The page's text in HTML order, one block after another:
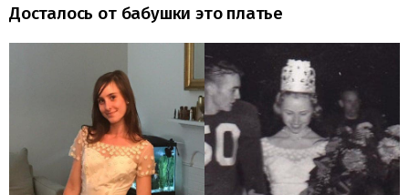
Досталось от бабушки это платье